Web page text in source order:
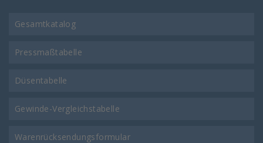
Gesamtkatalog
Pressmaßtabelle
Düsentabelle
Gewinde-Vergleichstabelle
Warenrücksendungsformular